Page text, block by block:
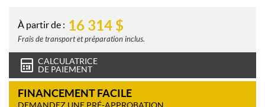
À partir de : 16 314 $
Frais de transport et préparation inclus.
CALCULATRICE
DE PAIEMENT
FINANCEMENT FACILE